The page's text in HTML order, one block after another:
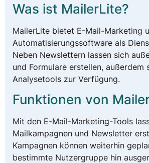
Was ist MailerLite?
MailerLite bietet E-Mail-Marketing
Automatisierungssoftware als
Neben Newslettern lassen sich
und Formulare erstellen, außerdem
Analysetools zur Verfügung.
Funktionen von
Mit den E-Mail-Marketing-Tools
Mailkampagnen und Newsletter
Kampagnen können weiterhin
bestimmte Nutzergruppe hin